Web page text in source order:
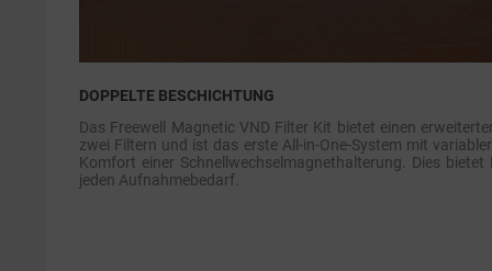
DOPPELTE BESCHICHTUNG
Das Freewell Magnetic VND Filter Kit bietet einen
zwei Filtern und ist das erste All-in-One-System mit
Komfort einer Schnellwechselmagnethalterung. Dies
jeden Aufnahmebedarf.